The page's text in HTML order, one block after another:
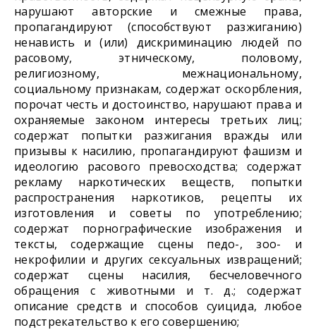
нарушают авторские и смежные права,
пропагандируют (способствуют разжиганию)
ненависть и (или) дискриминацию людей по
расовому, этническому, половому,
религиозному, межнациональному,
социальному признакам, содержат оскорбления,
порочат честь и достоинство, нарушают права и
охраняемые законом интересы третьих лиц;
содержат попытки разжигания вражды или
призывы к насилию, пропагандируют фашизм и
идеологию расового превосходства; содержат
рекламу наркотических веществ, попытки
распространения наркотиков, рецепты их
изготовления и советы по употреблению;
содержат порнографические изображения и
тексты, содержащие сцены педо-, зоо- и
некрофилии и других сексуальных извращений;
содержат сцены насилия, бесчеловечного
обращения с животными и т. д.; содержат
описание средств и способов суицида, любое
подстрекательство к его совершению;